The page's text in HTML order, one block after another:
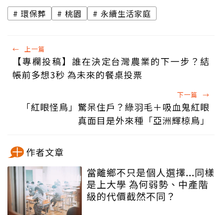
環保葬 桃園 永續生活家庭
← 上一篇
【專欄投稿】誰在決定台灣農業的下一步？結
帳前多想3秒 為未來的餐桌投票
下一篇 →
「紅眼怪鳥」驚呆住戶？綠羽毛＋吸血鬼紅眼
真面目是外來種「亞洲輝椋鳥」
作者文章
當離鄉不只是個人選擇...同樣
是上大學 為何弱勢、中產階
級的代價截然不同？